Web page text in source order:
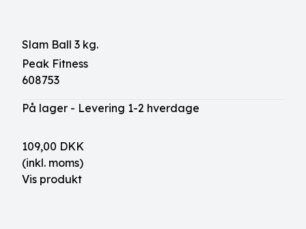
Slam Ball 3 kg.
Peak Fitness
608753
På lager - Levering 1-2 hverdage
109,00 DKK
(inkl. moms)
Vis produkt